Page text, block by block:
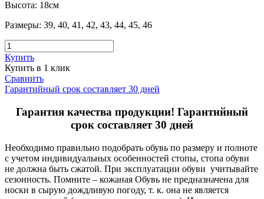
Высота: 18см
Размеры: 39, 40, 41, 42, 43, 44, 45, 46
Купить
Купить в 1 клик
Сравнить
Гарантийный срок составляет 30 дней
Гарантия качества продукции! Гарантийный
срок составляет 30 дней
Необходимо правильно подобрать обувь по размеру и полноте
с учетом индивидуальных особенностей стопы, стопа обуви
не должна быть сжатой. При эксплуатации обуви учитывайте
сезонность. Помните – кожаная Обувь не предназначена для
носки в сырую дождливую погоду, т. к. она не является